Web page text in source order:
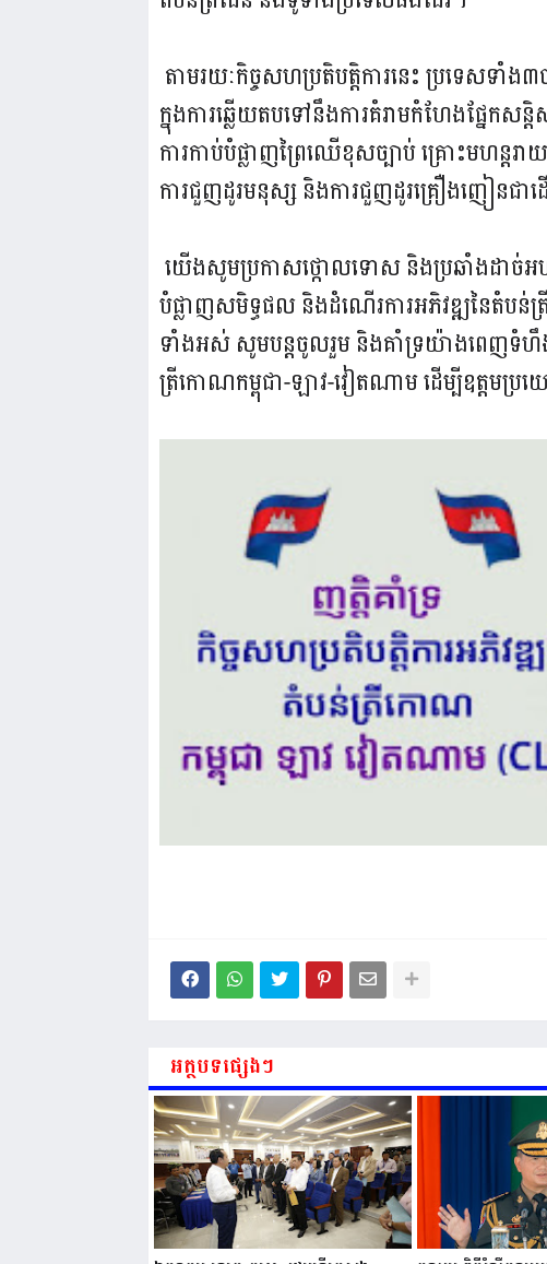
តាមរយៈកិច្ចសហប្រតិ​បត្តិការនេះ ប្រទេសទាំង
ក្នុងការឆ្លើយតបទៅនឹងការគំរាមកំហែងផ្នែកសន្
ការកាប់បំផ្លាញព្រៃឈើខុសច្បាប់ គ្រោះមហន្ត
ការជួញដូរមនុស្ស និងការជួញដូរគ្រឿងញៀនជាដ
យើងសូមប្រកាសថ្កោលទោស និងប្រឆាំងដាច់អ
បំផ្លាញសមិទ្ធផល និងដំណើរការអភិវឌ្ឍនៃតំប
ទាំងអស់ សូមបន្តចូលរួម និងគាំទ្រយ៉ាងពេញទំហឹង
ត្រីកោណកម្ពុជា-ឡាវ-វៀតណាម ដើម្បីឧត្តមប្រ
អត្ថបទផ្សេងៗ